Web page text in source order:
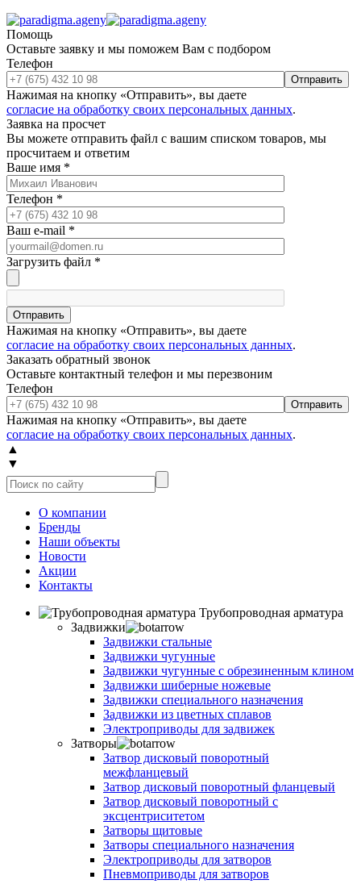
Помощь
Оставьте заявку и мы поможем Вам с подбором
Телефон
Отправить
Нажимая на кнопку «Отправить», вы даете
согласие на обработку своих персональных данных.
Заявка на просчет
Вы можете отправить файл с вашим списком товаров, мы
просчитаем и ответим
Ваше имя *
Телефон *
Ваш e-mail *
Загрузить файл *
Отправить
Нажимая на кнопку «Отправить», вы даете
согласие на обработку своих персональных данных.
Заказать обратный звонок
Оставьте контактный телефон и мы перезвоним
Телефон
Отправить
Нажимая на кнопку «Отправить», вы даете
согласие на обработку своих персональных данных.
▲
▼
О компании
Бренды
Наши объекты
Новости
Акции
Контакты
Трубопроводная арматура
Задвижки
Задвижки стальные
Задвижки чугунные
Задвижки чугунные с обрезиненным клином
Задвижки шиберные ножевые
Задвижки специального назначения
Задвижки из цветных сплавов
Электроприводы для задвижек
Затворы
Затвор дисковый поворотный
межфланцевый
Затвор дисковый поворотный фланцевый
Затвор дисковый поворотный с
эксцентриситетом
Затворы щитовые
Затворы специального назначения
Электроприводы для затворов
Пневмоприводы для затворов